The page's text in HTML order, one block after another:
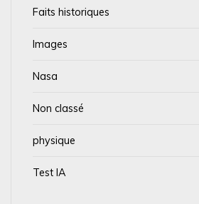
Faits historiques
Images
Nasa
Non classé
physique
Test IA